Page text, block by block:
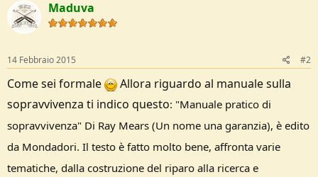
Maduva
14 Febbraio 2015 #2
Come sei formale
Allora riguardo al manuale sulla
sopravvivenza ti indico questo: "Manuale pratico di
sopravvivenza" Di Ray Mears (Un nome una garanzia), è edito
da Mondadori. Il testo è fatto molto bene, affronta varie
tematiche, dalla costruzione del riparo alla ricerca e